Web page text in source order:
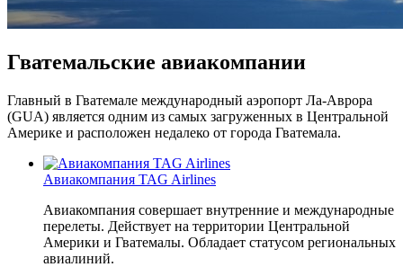
Гватемальские авиакомпании
Главный в Гватемале международный аэропорт Ла-Аврора
(GUA) является одним из самых загруженных в Центральной
Америке и расположен недалеко от города Гватемала.
Авиакомпания TAG Airlines
Авиакомпания совершает внутренние и международные
перелеты. Действует на территории Центральной
Америки и Гватемалы. Обладает статусом региональных
авиалиний.